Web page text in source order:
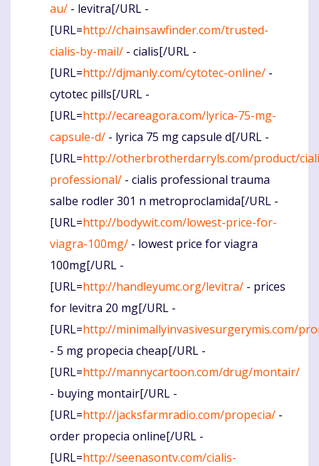
au/ - levitra[/URL -
[URL=http://chainsawfinder.com/trusted-
cialis-by-mail/ - cialis[/URL -
[URL=http://djmanly.com/cytotec-online/ -
cytotec pills[/URL -
[URL=http://ecareagora.com/lyrica-75-mg-
capsule-d/ - lyrica 75 mg capsule d[/URL -
[URL=http://otherbrotherdarryls.com/product/
professional/ - cialis professional trauma
salbe rodler 301 n metroproclamida[/URL -
[URL=http://bodywit.com/lowest-price-for-
viagra-100mg/ - lowest price for viagra
100mg[/URL -
[URL=http://handleyumc.org/levitra/ - prices
for levitra 20 mg[/URL -
[URL=http://minimallyinvasivesurgerymis.com/
- 5 mg propecia cheap[/URL -
[URL=http://mannycartoon.com/drug/montair/
- buying montair[/URL -
[URL=http://jacksfarmradio.com/propecia/ -
order propecia online[/URL -
[URL=http://seenasontv.com/cialis-